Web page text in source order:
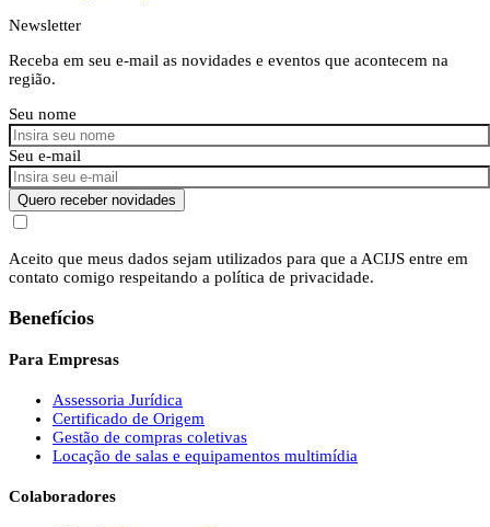
Newsletter
Receba em seu e-mail as novidades e eventos que acontecem na
região.
Seu nome
Seu e-mail
Quero receber novidades
Aceito que meus dados sejam utilizados para que a ACIJS entre em
contato comigo respeitando a política de privacidade.
Benefícios
Para Empresas
Assessoria Jurídica
Certificado de Origem
Gestão de compras coletivas
Locação de salas e equipamentos multimídia
Colaboradores